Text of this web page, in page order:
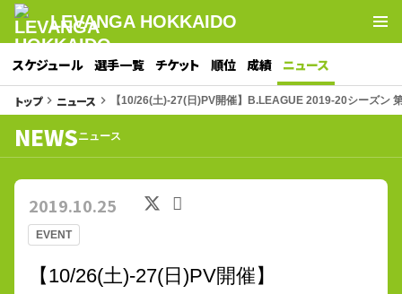
LEVANGA HOKKAIDO
スケジュール 選手一覧 チケット 順位 成績 ニュース
トップkeyboard_arrow_right ニュース keyboard_arrow_right 【10/26(土)-27(日)PV開催】B.LEAGUE 2019-20シーズン
NEWSニュース
EVENT
2019.10.25
【10/26(土)-27(日)PV開催】